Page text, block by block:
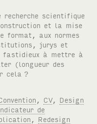
recherche scientifique
et la mise
format, aux normes
jurys et
fastidieux à mettre à
(longueur des
cela ?
CV, Design
de
Redesign